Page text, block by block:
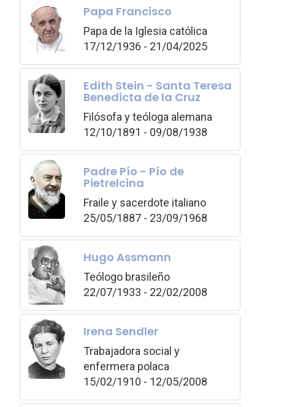
Papa Francisco
Papa de la Iglesia católica
17/12/1936 - 21/04/2025
Edith Stein - Santa Teresa
Benedicta de la Cruz
Filósofa y teóloga alemana
12/10/1891 - 09/08/1938
Padre Pío - Pío de
Pietrelcina
Fraile y sacerdote italiano
25/05/1887 - 23/09/1968
Hugo Assmann
Teólogo brasileño
22/07/1933 - 22/02/2008
Irena Sendler
Trabajadora social y
enfermera polaca
15/02/1910 - 12/05/2008